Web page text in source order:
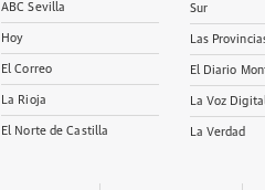
ABC Sevilla
Hoy
El Correo
La Rioja
El Norte de Castilla
Sur
Las
El Diario
La Voz Digital
La Verdad